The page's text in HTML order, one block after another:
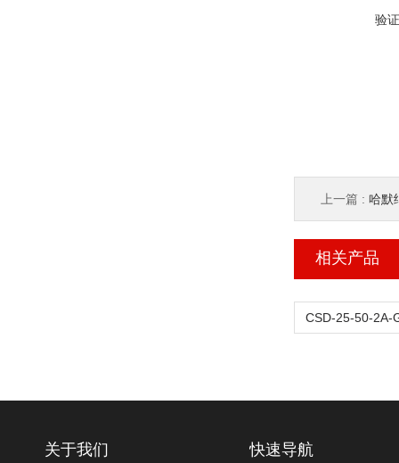
验
上一篇 : 哈默
相关产品
关于我们 快速导航